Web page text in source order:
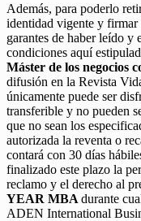
Además, para poderlo
identidad vigente y firmar
garantes de haber leído y
condiciones aquí
Máster de los negocios
difusión en la Revista
únicamente puede ser
transferible y no pueden
que no sean los
autorizada la reventa o
contará con 30 días
finalizado este plazo la
reclamo y el derecho al
YEAR MBA durante
ADEN International